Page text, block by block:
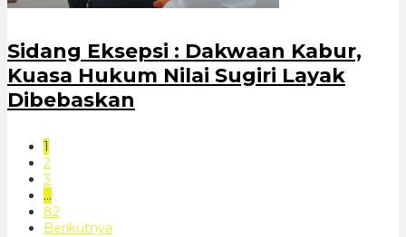
Sidang Eksepsi : Dakwaan Kabur,
Kuasa Hukum Nilai Sugiri Layak
Dibebaskan
1
2
3
…
82
Berikutnya